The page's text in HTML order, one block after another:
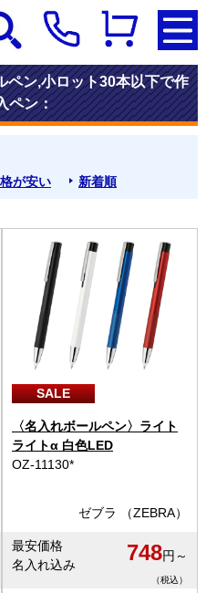
ペン,小ロット30本以下で作
ペン：
が安い 新着順
SALE
〈名入れボールペン〉ライト
ライトα 白色LED
OZ-11130*
ゼブラ （ZEBRA）
最安価格
名入れ込み
748円～
（税込）